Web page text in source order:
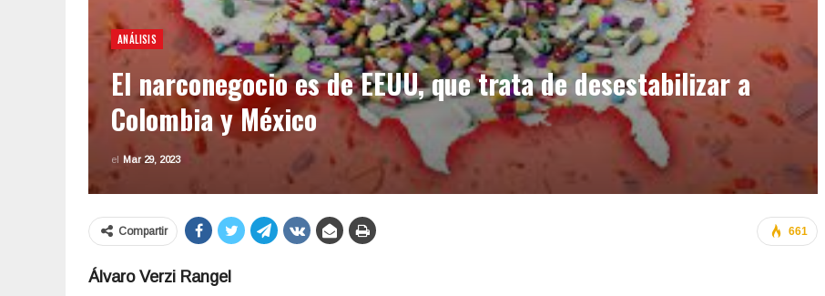
ANÁLISIS
El narconegocio es de EEUU, que trata de desestabilizar a
Colombia y México
el Mar 29, 2023
661
Compartir
Álvaro Verzi Rangel